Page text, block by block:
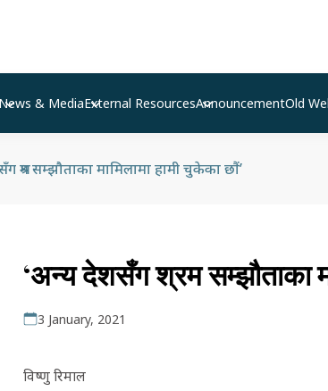
News & MediaExternal ResourcesAnnouncementOld
श्रम सम्झौताका मामिलामा हामी चुकेका छौं’
‘अन्य देशसँग श्रम सम्झौताका
3 January, 2021
विष्णु रिमाल